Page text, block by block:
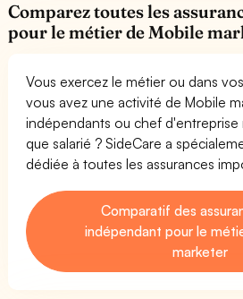
Comparez toutes les
pour le métier de Mobile
Vous exercez le métier ou dans
vous avez une activité de Mobile
indépendants ou chef d'entreprise
que salarié ? SideCare a
dédiée à toutes les assurances
Comparatif des
indépendant pour le
marketer